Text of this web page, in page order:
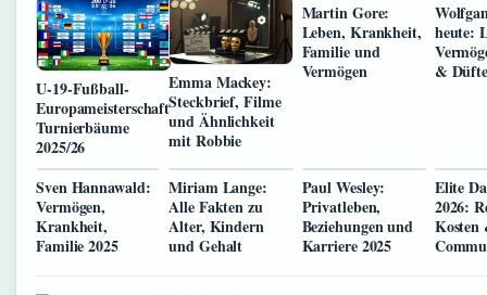
U-19-Fußball-
Europameisterschaft
Turnierbäume
2025/26
Emma Mackey:
Steckbrief, Filme
und Ähnlichkeit
mit Robbie
Martin Gore:
Leben, Krankheit,
Familie und
Vermögen
heute:
&
Sven Hannawald:
Vermögen,
Krankheit,
Familie 2025
Miriam Lange:
Alle Fakten zu
Alter, Kindern
und Gehalt
Paul Wesley:
Privatleben,
Beziehungen und
Karriere 2025
Elite
2026:
Kosten